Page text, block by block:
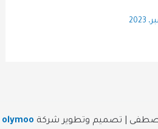
olymoo